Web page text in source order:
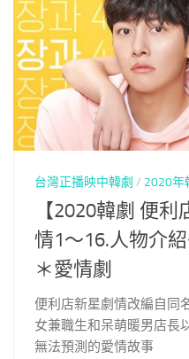
台灣正播映中韓劇 / 2020年
【2020韓劇 便
情1～16.人物介
＊愛情劇
便利店新星劇情改編自同
女兼職生和呆萌暖男店長
無法預測的愛情故事